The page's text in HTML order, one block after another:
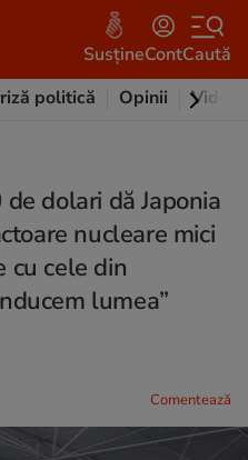
SusțineContCaută
politică Opinii Video
dolari dă Japonia
nucleare mici
cu cele din
lumea”
Comentează